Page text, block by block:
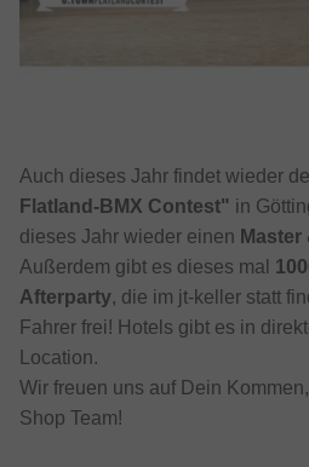
Auch dieses Jahr findet wieder
Flatland-BMX Contest" in
dieses Jahr wieder einen
Außerdem gibt es dieses mal
Afterparty, die im jt-keller statt
Fahrer frei! Hotels gibt es in
Location.
Wir freuen uns auf Dein
Shop Team!